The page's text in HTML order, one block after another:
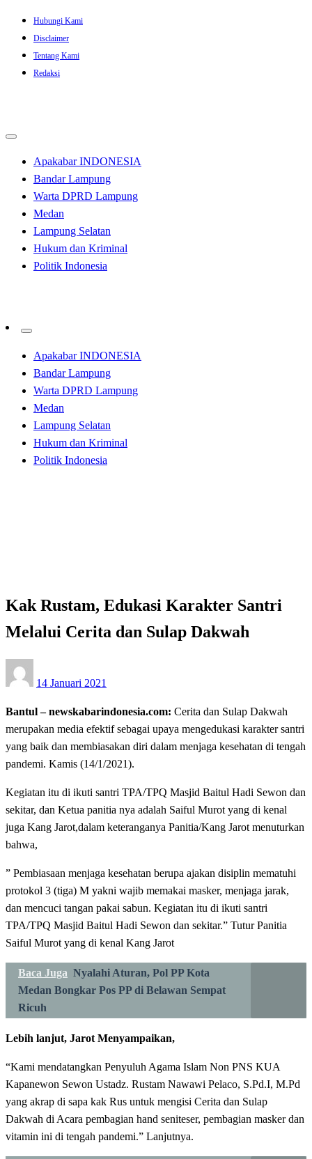
Skip
content
Hubungi Kami
Disclaimer
Tentang Kami
Redaksi
Apakabar INDONESIA
Bandar Lampung
Warta DPRD Lampung
Medan
Lampung Selatan
Hukum dan Kriminal
Politik Indonesia
Apakabar INDONESIA
Bandar Lampung
Warta DPRD Lampung
Medan
Lampung Selatan
Hukum dan Kriminal
Politik Indonesia
Kak Rustam, Edukasi Karakter Santri
Melalui Cerita dan Sulap Dakwah
on
14 Januari 2021
Bantul – newskabarindonesia.com: Cerita dan Sulap Dakwah
merupakan media efektif sebagai upaya mengedukasi karakter santri
yang baik dan membiasakan diri dalam menjaga kesehatan di tengah
pandemi. Kamis (14/1/2021).
Kegiatan itu di ikuti santri TPA/TPQ Masjid Baitul Hadi Sewon dan
sekitar, dan Ketua panitia nya adalah Saiful Murot yang di kenal
juga Kang Jarot,dalam keteranganya Panitia/Kang Jarot menuturkan
bahwa,
” Pembiasaan menjaga kesehatan berupa ajakan disiplin mematuhi
protokol 3 (tiga) M yakni wajib memakai masker, menjaga jarak,
dan mencuci tangan pakai sabun. Kegiatan itu di ikuti santri
TPA/TPQ Masjid Baitul Hadi Sewon dan sekitar.” Tutur Panitia
Saiful Murot yang di kenal Kang Jarot
Baca Juga Nyalahi Aturan, Pol PP Kota
Medan Bongkar Pos PP di Belawan Sempat
Ricuh
Lebih lanjut, Jarot Menyampaikan,
“Kami mendatangkan Penyuluh Agama Islam Non PNS KUA
Kapanewon Sewon Ustadz. Rustam Nawawi Pelaco, S.Pd.I, M.Pd
yang akrap di sapa kak Rus untuk mengisi Cerita dan Sulap
Dakwah di Acara pembagian hand seniteser, pembagian masker dan
vitamin ini di tengah pandemi.” Lanjutnya.